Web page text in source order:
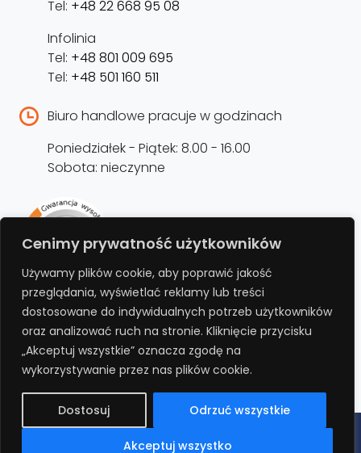
Cenimy prywatność użytkowników
Używamy plików cookie, aby poprawić jakość
przeglądania, wyświetlać reklamy lub treści
dostosowane do indywidualnych potrzeb użytkowników
oraz analizować ruch na stronie. Kliknięcie przycisku
„Akceptuj wszystkie” oznacza zgodę na
wykorzystywanie przez nas plików cookie.
Dostosuj Odrzuć wszystkie
Akceptuj wszystko
Tel: +48 22 668 95 08
Infolinia
Tel: +48 801 009 695
Tel: +48 501 160 511
Biuro handlowe pracuje w godzinach
Poniedziałek - Piątek: 8.00 - 16.00
Sobota: nieczynne
przedłużenie gwarancji
Bezpłatnie przedłuż gwarancję o kolejne 12
miesięcy rejestrując produkt na stronie.
REJESTRUJ
Polityka prywatności Regulamin RODO